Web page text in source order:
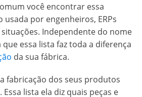
você encontrar essa
por engenheiros, ERPs
Independente do nome
essa lista faz toda a diferença
da sua fábrica.
fabricação dos seus produtos
lista ela diz quais peças e